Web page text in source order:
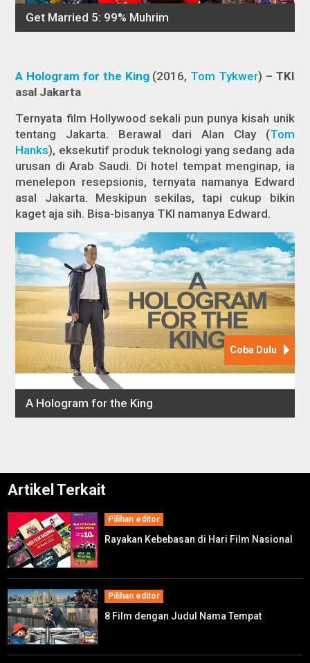
A Hologram for the King (2016, Tom Tykwer) – TKI
asal Jakarta
Ternyata film Hollywood sekali pun punya kisah unik
tentang Jakarta. Berawal dari Alan Clay (Tom
Hanks), eksekutif produk teknologi yang sedang ada
urusan di Arab Saudi. Di hotel tempat menginap, ia
menelepon resepsionis, ternyata namanya Edward
asal Jakarta. Meskipun sekilas, tapi cukup bikin
kaget aja sih. Bisa-bisanya TKI namanya Edward.
Artikel Terkait
Pilihan editor
Rayakan Kebebasan di Hari Film Nasional
Pilihan editor
8 Film dengan Judul Nama Tempat